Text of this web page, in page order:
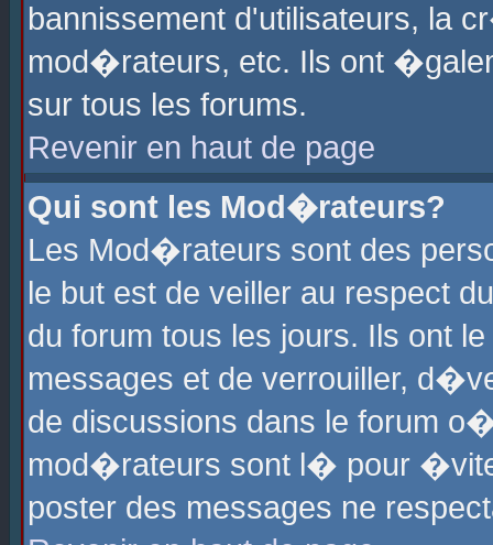
bannissement d'utilisateurs, la
mod�rateurs, etc. Ils ont
sur tous les forums.
Revenir en haut de page
Qui sont les Mod�rateurs?
Les Mod�rateurs sont des
le but est de veiller au respect
du forum tous les jours. Ils ont
messages et de verrouiller,
de discussions dans le forum
mod�rateurs sont l� pour
poster des messages ne